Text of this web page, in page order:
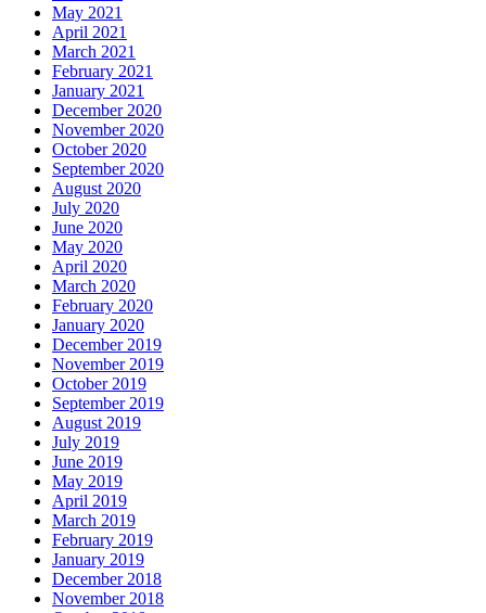
May 2021
April 2021
March 2021
February 2021
January 2021
December 2020
November 2020
October 2020
September 2020
August 2020
July 2020
June 2020
May 2020
April 2020
March 2020
February 2020
January 2020
December 2019
November 2019
October 2019
September 2019
August 2019
July 2019
June 2019
May 2019
April 2019
March 2019
February 2019
January 2019
December 2018
November 2018